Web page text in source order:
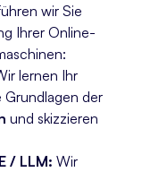
wir Sie
Ihrer Online-
lernen Ihr
Grundlagen der
und skizzieren
/ LLM: Wir